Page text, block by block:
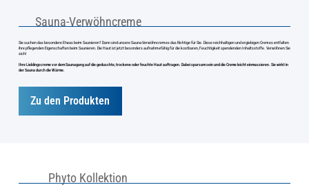
Phyto Kollektion
Sauna-Verwöhncreme
Sie suchen das besondere Etwas beim Saunieren? Dann sind unsere Sauna-Verwöhncremes das Richtige für Sie. Diese reichhaltigen und ergiebigen Cremes entfalten
ihre pflegenden Eigenschaften beim Saunieren. Die Haut ist jetzt besonders aufnahmefähig für die kostbaren, Feuchtigkeit spendenden Inhaltsstoffe. Verwöhnen Sie
sich!
Ihre Lieblingscreme vor dem Saunagang auf die geduschte, trockene oder feuchte Haut auftragen. Dabei sparsam sein und die Creme leicht einmassieren. Sie wirkt in
der Sauna durch die Wärme.
Zu den Produkten